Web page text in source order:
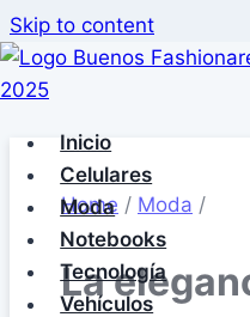
Skip to content
Inicio
Celulares
Moda
Notebooks
Tecnología
Vehículos
Home / Moda /
La